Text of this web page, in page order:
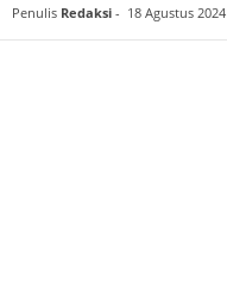
Penulis Redaksi - 18 Agustus 2024